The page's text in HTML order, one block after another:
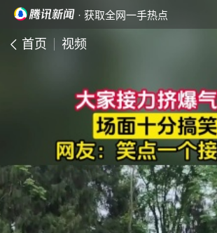
· 获取全网一手热点
首页 视频